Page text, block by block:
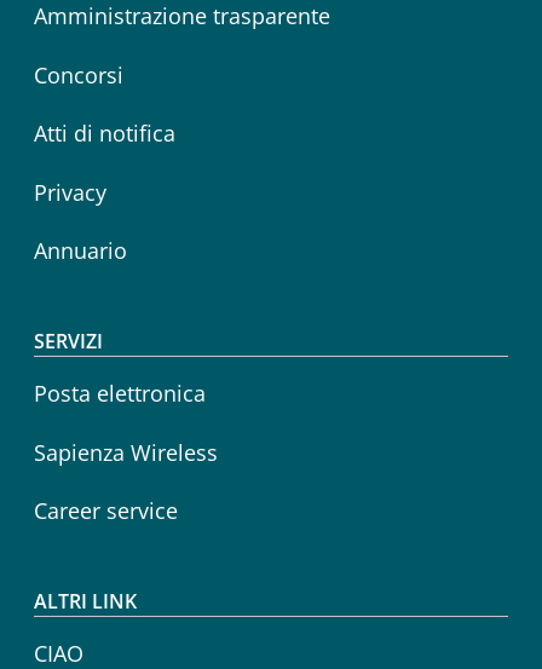
Amministrazione trasparente
Concorsi
Atti di notifica
Privacy
Annuario
SERVIZI
Posta elettronica
Sapienza Wireless
Career service
ALTRI LINK
CIAO